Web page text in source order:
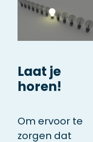
Laat je
horen!
Om ervoor te
zorgen dat